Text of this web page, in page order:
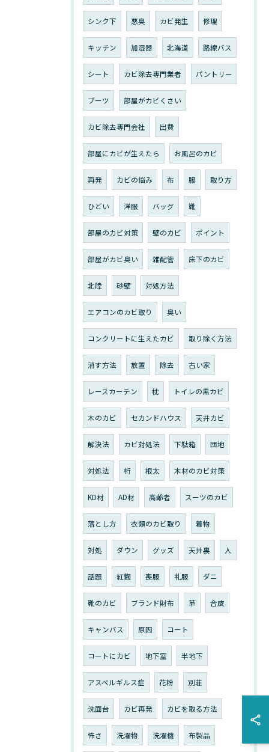
シンク下 悪臭 カビ発生 修理
キッチン 加湿器 北海道 路線バス
シート カビ除去専門業者 パントリー
ブーツ 部屋がカビくさい
カビ除去専門会社 出費
部屋にカビが生えたら お風呂のカビ
再発 カビの悩み 布 服 取り方
ひどい 洋服 バッグ 靴
部屋のカビ対策 壁のカビ ポイント
部屋がカビ臭い 雑配管 床下のカビ
北陸 砂壁 対処方法
エアコンのカビ取り 臭い
コンクリートに生えたカビ 取り除く方法
消す方法 放置 除去 古い家
レースカーテン 枕 トイレの黒カビ
木のカビ セカンドハウス 天井カビ
解決法 カビ対処法 下駄箱 団地
対処法 桁 根太 木材のカビ対策
KD材 AD材 高齢者 スーツのカビ
落とし方 衣類のカビ取り 着物
対処 ダウン グッズ 天井裏 人
話題 紅麴 喪服 礼服 ダニ
靴のカビ ブランド財布 革 合皮
キャンバス 原因 コート
コートにカビ 地下室 半地下
アスペルギルス症 花粉 別荘
洗面台 カビ再発 カビを取る方法
怖さ 洗濯物 洗濯機 布製品